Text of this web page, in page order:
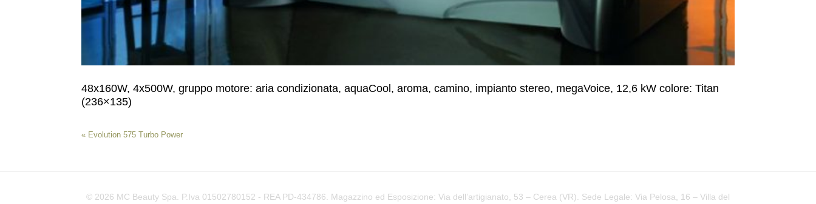
48x160W, 4x500W, gruppo motore: aria condizionata, aquaCool, aroma, camino, impianto stereo, megaVoice, 12,6 kW colore: Titan
(236×135)
« Evolution 575 Turbo Power
© 2026 MC Beauty Spa. P.Iva 01502780152 - REA PD-434786. Magazzino ed Esposizione: Via dell’artigianato, 53 – Cerea (VR). Sede Legale: Via Pelosa, 16 – Villa del